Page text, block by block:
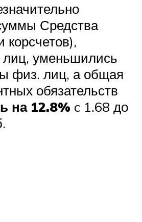
Средства
уменьшились
физ. лиц, а общая
обязательств
на 12.8% c 1.68 до